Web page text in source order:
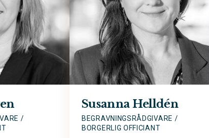
/
Susanna Helldén
BEGRAVNINGSRÅDGIVARE /
BORGERLIG OFFICIANT